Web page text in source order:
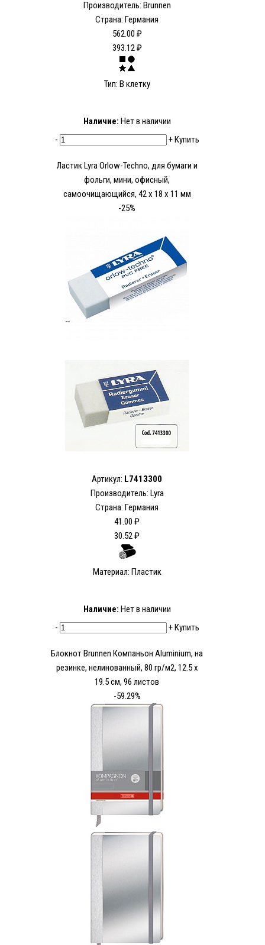
Производитель: Brunnen
Страна: Германия
562.00 ₽
393.12 ₽
Тип: В клетку
Наличие: Нет в наличии
-
+Купить
Ластик Lyra Orlow-Techno, для бумаги и
фольги, мини, офисный,
самоочищающийся, 42 x 18 x 11 мм
-25%
Артикул: L7413300
Производитель: Lyra
Страна: Германия
41.00 ₽
30.52 ₽
Материал: Пластик
Наличие: Нет в наличии
-
+Купить
Блокнот Brunnen Компаньон Aluminium, на
резинке, нелинованный, 80 гр/м2, 12.5 х
19.5 см, 96 листов
-59.29%